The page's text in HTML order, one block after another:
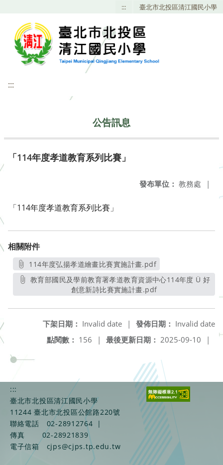
::: 臺北市北投區清江國民小學
:::
公告訊息
「114年度孝道教育系列比賽」
發布單位： 教務處 |
「114年度孝道教育系列比賽」
相關附件
114年度弘揚孝道繪畫比賽實施計畫.pdf
另開新視窗
創意新詩比賽實施計畫.pdf另開新視窗
發佈日期： Invalid date
下架日期： Invalid date
|
最後更新日期： 2025-09-10 |
點閱數： 156 |
:::
臺北市北投區清江國民小學
11244 臺北市北投區公館路220號
聯絡電話
02-28912764
|
傳真
02-28921839
電子信箱
cjps@cjps.tp.edu.tw